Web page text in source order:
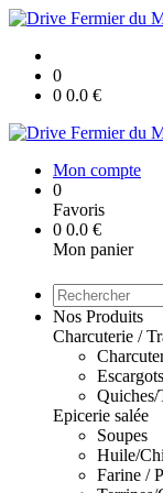
0
0 0.0 €
Mon compte
0
Favoris
0 0.0 €
Mon panier
Nos Produits
Charcuterie /
Quiches/
Epicerie salée
Soupes
Huile/
Farine /